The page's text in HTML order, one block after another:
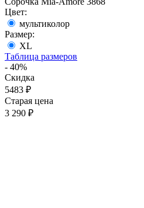
Цвет:
мультиколор
Размер:
XL
Таблица размеров
- 40%
Скидка
5483 ₽
Старая цена
3 290 ₽